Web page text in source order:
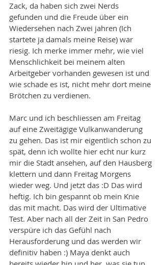
Zack, da haben sich zwei Nerds
gefunden und die Freude über ein
Wiedersehen nach Zwei jahren (Ich
startete ja damals meine Reise) war
riesig. Ich merke immer mehr, wie viel
Menschlichkeit bei meinem alten
Arbeitgeber vorhanden gewesen ist und
wie schade es ist, nicht mehr dort meine
Brötchen zu verdienen.
Marc und ich beschliessen am Freitag
auf eine Zweitägige Vulkanwanderung
zu gehen. Das ist mir eigentlich schon zu
spät, denn ich wollte hier echt nur kurz
mir die Stadt ansehen, auf den Hausberg
klettern und dann Freitag Morgens
wieder weg. Und jetzt das :D Das wird
heftig. Ich bin gespannt ob mein Knie
das mit macht. Das wird der Ultimative
Test. Aber nach all der Zeit in San Pedro
verspüre ich das Gefühl nach
Herausforderung und das werden wir
definitiv haben :) Maya denkt auch